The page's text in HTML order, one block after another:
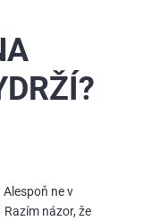
ne v
Razím názor, že